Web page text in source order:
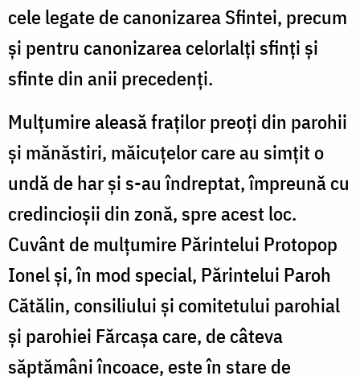
cele legate de canonizarea Sfintei, precum
și pentru canonizarea celorlalți sfinți și
sfinte din anii precedenți.
Mulțumire aleasă fraților preoți din parohii
și mănăstiri, măicuțelor care au simțit o
undă de har și s-au îndreptat, împreună cu
credincioșii din zonă, spre acest loc.
Cuvânt de mulțumire Părintelui Protopop
Ionel și, în mod special, Părintelui Paroh
Cătălin, consiliului și comitetului parohial
și parohiei Fărcașa care, de câteva
săptămâni încoace, este în stare de